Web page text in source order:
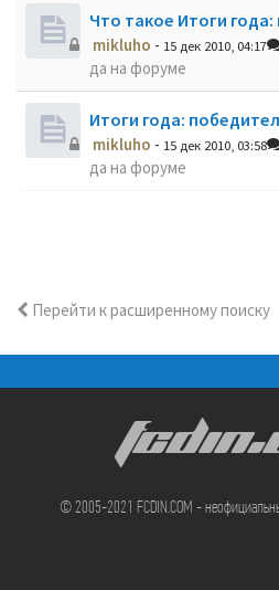
Что такое Итоги года:
mikluho - 15 дек 2010, 04:17
да на форуме
Итоги года:
mikluho - 15 дек 2010, 03:58
да на форуме
Перейти к расширенному поиску
© 2005-2021 FCDIN.COM -